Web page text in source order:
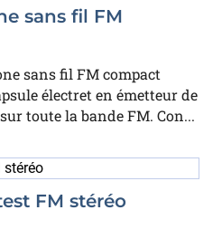
sans fil FM
sans fil FM compact
électret en émetteur de
toute la bande FM. Con...
FM stéréo